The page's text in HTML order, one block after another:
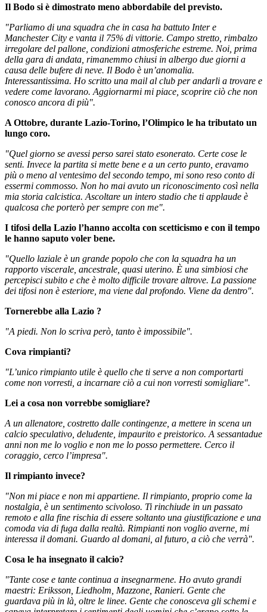
Il Bodo si è dimostrato meno abbordabile del previsto.
"Parliamo di una squadra che in casa ha battuto Inter e
Manchester City e vanta il 75% di vittorie. Campo stretto, rimbalzo
irregolare del pallone, condizioni atmosferiche estreme. Noi, prima
della gara di andata, rimanemmo chiusi in albergo due giorni a
causa delle bufere di neve. Il Bodo è un’anomalia.
Interessantissima. Ho scritto una mail al club per andarli a trovare e
vedere come lavorano. Aggiornarmi mi piace, scoprire ciò che non
conosco ancora di più".
A Ottobre, durante Lazio-Torino, l’Olimpico le ha tributato un
lungo coro.
"Quel giorno se avessi perso sarei stato esonerato. Certe cose le
senti. Invece la partita si mette bene e a un certo punto, eravamo
più o meno al ventesimo del secondo tempo, mi sono reso conto di
essermi commosso. Non ho mai avuto un riconoscimento così nella
mia storia calcistica. Ascoltare un intero stadio che ti applaude è
qualcosa che porterò per sempre con me".
I tifosi della Lazio l’hanno accolta con scetticismo e con il tempo
le hanno saputo voler bene.
"Quello laziale è un grande popolo che con la squadra ha un
rapporto viscerale, ancestrale, quasi uterino. È una simbiosi che
percepisci subito e che è molto difficile trovare altrove. La passione
dei tifosi non è esteriore, ma viene dal profondo. Viene da dentro".
Tornerebbe alla Lazio ?
"A piedi. Non lo scriva però, tanto è impossibile".
Cova rimpianti?
"L’unico rimpianto utile è quello che ti serve a non comportarti
come non vorresti, a incarnare ciò a cui non vorresti somigliare".
Lei a cosa non vorrebbe somigliare?
A un allenatore, costretto dalle contingenze, a mettere in scena un
calcio speculativo, deludente, impaurito e preistorico. A sessantadue
anni non me lo voglio e non me lo posso permettere. Cerco il
coraggio, cerco l’impresa".
Il rimpianto invece?
"Non mi piace e non mi appartiene. Il rimpianto, proprio come la
nostalgia, è un sentimento scivoloso. Ti rinchiude in un passato
remoto e alla fine rischia di essere soltanto una giustificazione e una
comoda via di fuga dalla realtà. Rimpianti non voglio averne, mi
interessa il domani. Guardo al domani, al futuro, a ciò che verrà".
Cosa le ha insegnato il calcio?
"Tante cose e tante continua a insegnarmene. Ho avuto grandi
maestri: Eriksson, Liedholm, Mazzone, Ranieri. Gente che
guardava più in là, oltre le linee. Gente che conosceva gli schemi e